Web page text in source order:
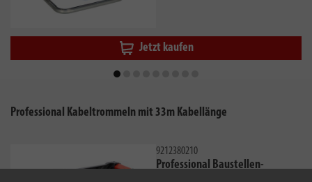
Jetzt kaufen
Professional Kabeltrommeln mit 33m Kabellänge
9212380210
Professional Baustellen-